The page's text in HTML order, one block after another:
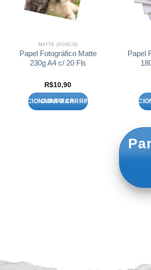
MATTE (FOSCO)
Papel Fotográfico Matte
230g A4 c/ 20 Fls
R$10,90
ADICIONAR AO CARRINHO
Papel